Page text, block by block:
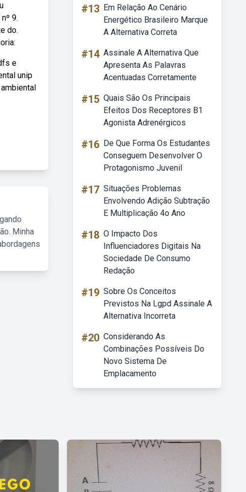
9.
do.
e
unip
Minha
#13 Em Relação Ao Cenário
Energético Brasileiro Marque
A Alternativa Correta
#14 Assinale A Alternativa Que
Apresenta As Palavras
Acentuadas Corretamente
#15 Quais São Os Principais
Efeitos Dos Receptores B1
Agonista Adrenérgicos
#16 De Que Forma Os Estudantes
Conseguem Desenvolver O
Protagonismo Juvenil
#17 Situações Problemas
Envolvendo Adição Subtração
E Multiplicação 4o Ano
#18 O Impacto Dos
Influenciadores Digitais Na
Sociedade De Consumo
Redação
#19 Sobre Os Conceitos
Previstos Na Lgpd Assinale A
Alternativa Incorreta
#20 Considerando As
Combinações Possíveis Do
Novo Sistema De
Emplacamento